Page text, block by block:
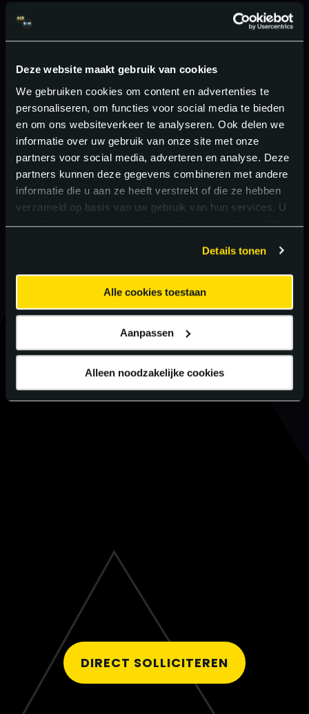
Deze website maakt gebruik van cookies
We gebruiken cookies om content en advertenties te
personaliseren, om functies voor social media te bieden
en om ons websiteverkeer te analyseren. Ook delen we
informatie over uw gebruik van onze site met onze
partners voor social media, adverteren en analyse. Deze
partners kunnen deze gegevens combineren met andere
informatie die u aan ze heeft verstrekt of die ze hebben
verzameld op basis van uw gebruik van hun services. U
gaat akkoord met onze cookies als u onze website blijft
Details tonen
Alle cookies toestaan
Aanpassen
Alleen noodzakelijke cookies
DIRECT SOLLICITEREN